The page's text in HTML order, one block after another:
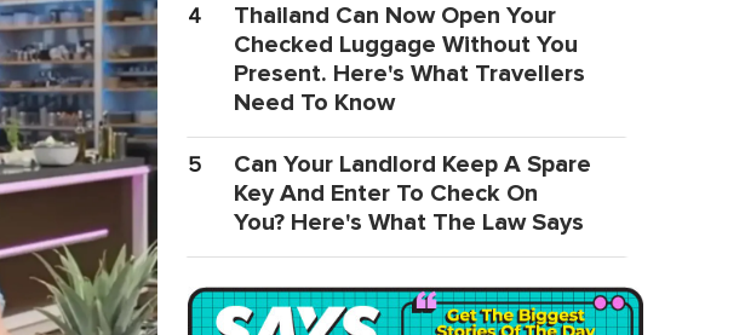
4
Thailand Can Now Open Your
Checked Luggage Without You
Present. Here's What Travellers
Need To Know
5
Can Your Landlord Keep A Spare
Key And Enter To Check On
You? Here's What The Law Says